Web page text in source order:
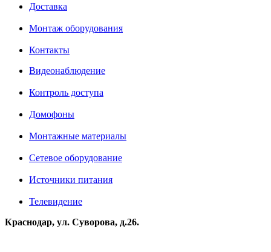
Доставка
Монтаж оборудования
Контакты
Видеонаблюдение
Контроль доступа
Домофоны
Монтажные материалы
Сетевое оборудование
Источники питания
Телевидение
Краснодар, ул. Суворова, д.26.